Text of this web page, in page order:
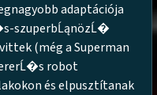
adaptációja
szuperbĹąnözĹ�
(még a Superman
robot
és elpusztítanak